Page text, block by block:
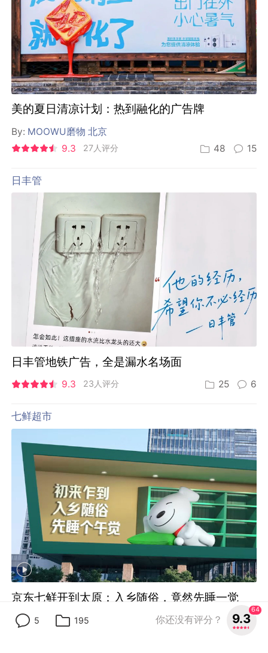
美的夏日清凉计划：热到融化的广告牌
By: MOOWU磨物 北京
9.3
27人评分 48 15
日丰管
日丰管地铁广告，全是漏水名场面
9.3 23人评分 25 6
七鲜超市
京东七鲜开到太原：入乡随俗，竟然先睡一觉
By:壹捌零集团
5 195 你还没有评分？ 9.3
64